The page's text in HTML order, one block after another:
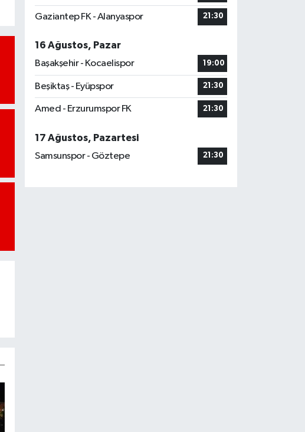
Gaziantep FK - Alanyaspor 21:30
16 Ağustos, Pazar
Başakşehir - Kocaelispor
19:00
Beşiktaş - Eyüpspor 21:30
Amed - Erzurumspor FK 21:30
17 Ağustos, Pazartesi
Samsunspor - Göztepe
21:30